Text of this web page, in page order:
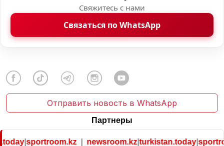
Свяжитесь с нами
Связаться по WhatsApp
Отправить новость в WhatsApp
Партнеры
|sportroom.kz|newsroom.kz|turkistan.today|